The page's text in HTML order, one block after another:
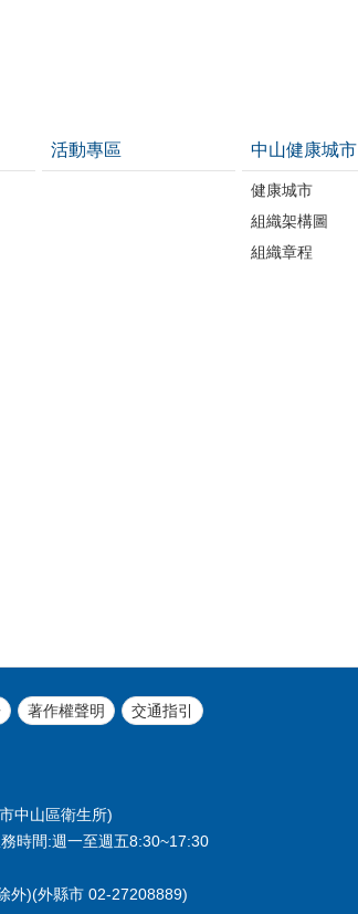
活動專區 中山健康城市
健康城市
組織架構圖
組織章程
著作權聲明 交通指引
中山區衛生所)
時間:週一至週五8:30~17:30
外)(外縣市 02-27208889)